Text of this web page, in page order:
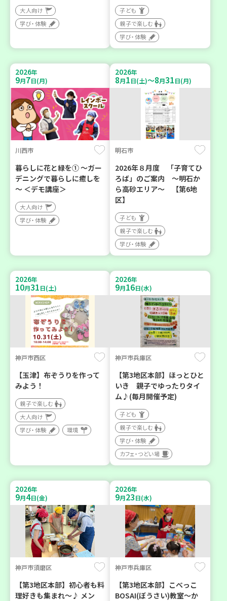
大人向け
学び・体験
子ども
親子で楽しむ
学び・体験
2026年
9月7日(月)
川西市
暮らしに花と緑を① ～ガー
デニングで暮らしに癒しを
～ ＜デモ講座＞
大人向け
学び・体験
2026年
8月1日(土)～8月31日(月)
明石市
2026年８月度 「子育てひ
ろば」のご案内 ～明石か
ら高砂エリア～ 【第6地
区】
子ども
親子で楽しむ
学び・体験
2026年
10月31日(土)
神戸市西区
【玉津】布ぞうりを作って
みよう！
親子で楽しむ
大人向け
学び・体験
環境
2026年
9月16日(水)
神戸市兵庫区
【第3地区本部】ほっとひと
いき 親子でゆったりタイ
ム♪(毎月開催予定)
子ども
親子で楽しむ
学び・体験
カフェ・つどい場
2026年
9月4日(金)
神戸市須磨区
【第3地区本部】初心者も料
理好きも集まれ～♪ メン
2026年
9月23日(水)
神戸市兵庫区
【第3地区本部】こべっこ
BOSAI(ぼうさい)教室～か